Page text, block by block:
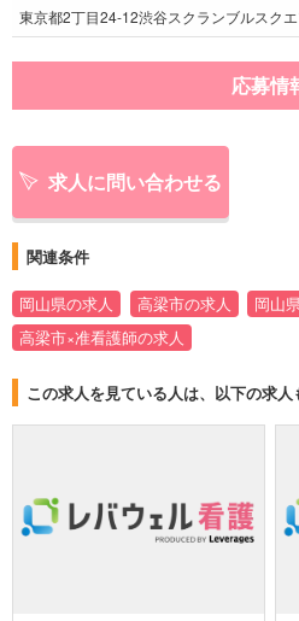
東京都2丁目24-12渋谷スクランブルスク
応募情
求人に問い合わせる
関連条件
岡山県の求人 高梁市の求人
岡山
高梁市×准看護師の求人
この求人を見ている人は、以下の求人